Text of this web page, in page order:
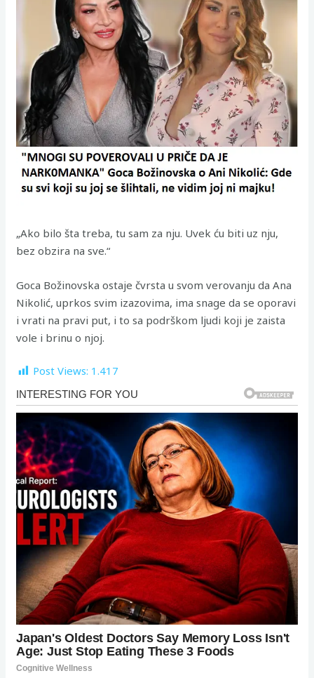
„Ako bilo šta treba, tu sam za nju. Uvek ću biti uz nju,
bez obzira na sve.“
Goca Božinovska ostaje čvrsta u svom verovanju da Ana
Nikolić, uprkos svim izazovima, ima snage da se oporavi
i vrati na pravi put, i to sa podrškom ljudi koji je zaista
vole i brinu o njoj.
Post Views: 1.417